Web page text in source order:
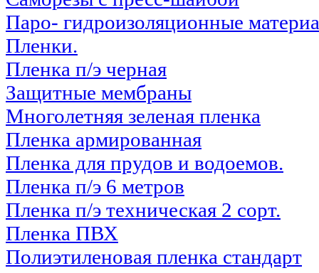
Паро- гидроизоляционные
Пленки.
Пленка п/э черная
Защитные мембраны
Многолетняя зеленая пленка
Пленка армированная
Пленка для прудов и водоемов.
Пленка п/э 6 метров
Пленка п/э техническая 2 сорт.
Пленка ПВХ
Полиэтиленовая пленка стандарт